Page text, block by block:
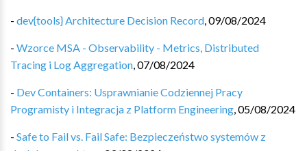
- dev{tools} Architecture Decision Record,09/08/2024
- Wzorce MSA - Observability - Metrics, Distributed
Tracing i Log Aggregation,07/08/2024
- Dev Containers: Usprawnianie Codziennej Pracy
Programisty i Integracja z Platform Engineering,05/08/2024
- Safe to Fail vs. Fail Safe: Bezpieczeństwo systemów z